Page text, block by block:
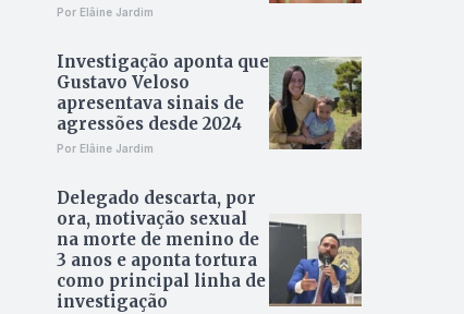
Por Elâine Jardim
Investigação aponta que
Gustavo Veloso
apresentava sinais de
agressões desde 2024
Por Elâine Jardim
Delegado descarta, por
ora, motivação sexual
na morte de menino de
3 anos e aponta tortura
como principal linha de
investigação